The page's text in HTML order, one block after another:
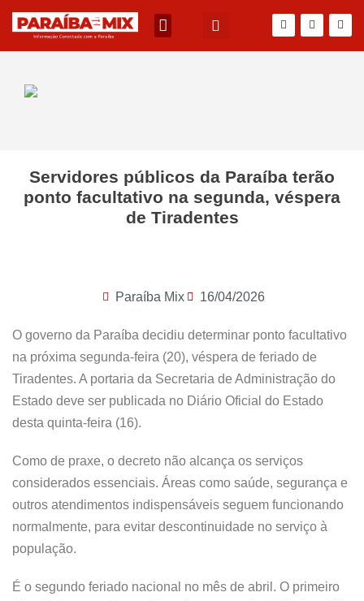
Servidores públicos da Paraíba terão
ponto facultativo na segunda, véspera
de Tiradentes
Paraíba Mix 16/04/2026
O governo da Paraíba decidiu determinar ponto facultativo
na próxima segunda-feira (20), véspera de feriado de
Tiradentes. A portaria da Secretaria de Administração do
Estado deve ser publicada no Diário Oficial do Estado
desta quinta-feira (16).
Como de praxe, o decreto não alcança os serviços
considerados essenciais. Áreas como saúde, segurança e
outros atendimentos indispensáveis seguem funcionando
normalmente, para evitar descontinuidade no serviço à
população.
É o segundo feriado nacional no mês de abril. O primeiro